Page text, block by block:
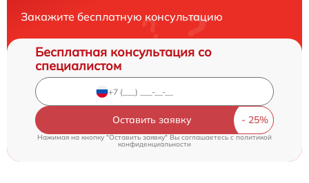
Закажите бесплатную консультацию
Бесплатная консультация со
специалистом
Оставить заявку
Нажимая на кнопку "Оставить заявку" Вы соглашаетесь cполитикой
конфиденциальности